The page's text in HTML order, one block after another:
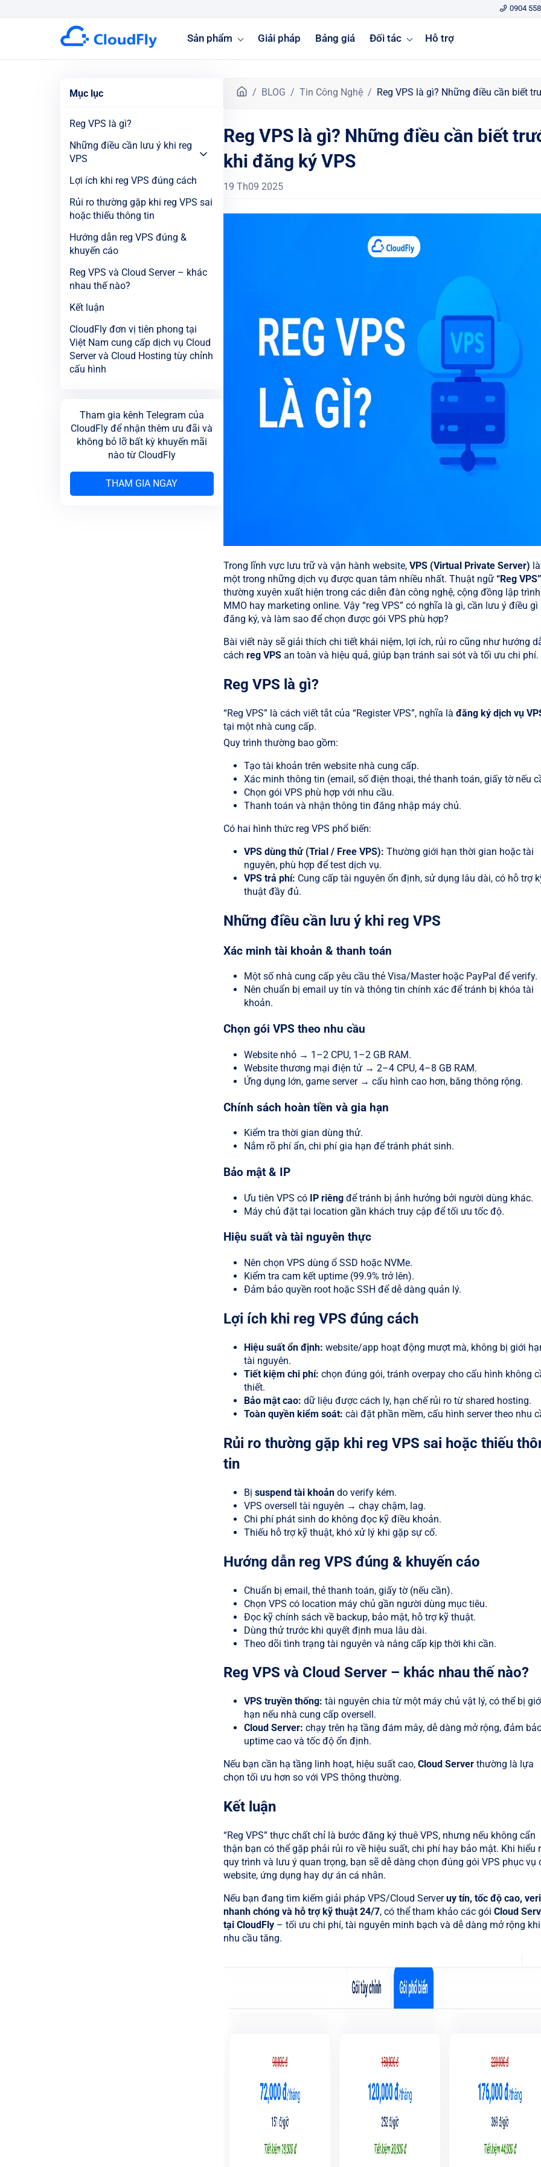
0904
Sản phẩm Giải pháp Bảng giá Đối tác Hỗ trợ
Mục lục
Reg VPS là gì?
Những điều cần lưu ý khi reg
VPS
Lợi ích khi reg VPS đúng cách
Rủi ro thường gặp khi reg VPS sai
hoặc thiếu thông tin
Hướng dẫn reg VPS đúng &
khuyến cáo
Reg VPS và Cloud Server – khác
nhau thế nào?
Kết luận
CloudFly đơn vị tiên phong tại
Việt Nam cung cấp dịch vụ Cloud
Server và Cloud Hosting tùy chỉnh
cấu hình
Tham gia kênh Telegram của
CloudFly để nhận thêm ưu đãi và
không bỏ lỡ bất kỳ khuyến mãi
nào từ CloudFly
THAM GIA NGAY
T
n
g
c
h
ủ
BLOG Tin Công Nghệ Reg VPS là gì? Những điều cần biết
Reg VPS là gì? Những điều cần biết
khi đăng ký VPS
19 Th09 2025
Trong lĩnh vực lưu trữ và vận hành website, VPS (Virtual Private Server) là
một trong những dịch vụ được quan tâm nhiều nhất. Thuật ngữ “Reg VPS”
thường xuyên xuất hiện trong các diễn đàn công nghệ, cộng đồng lập
MMO hay marketing online. Vậy “reg VPS” có nghĩa là gì, cần lưu ý điều gì
đăng ký, và làm sao để chọn được gói VPS phù hợp?
Bài viết này sẽ giải thích chi tiết khái niệm, lợi ích, rủi ro cũng như hướng
cách reg VPSan toàn và hiệu quả, giúp bạn tránh sai sót và tối ưu chi phí.
Reg VPS là gì?
“Reg VPS” là cách viết tắt của “Register VPS”, nghĩa là đăng ký dịch vụ
tại một nhà cung cấp.
Quy trình thường bao gồm:
Tạo tài khoản trên website nhà cung cấp.
Xác minh thông tin (email, số điện thoại, thẻ thanh toán, giấy tờ nếu
Chọn gói VPS phù hợp với nhu cầu.
Thanh toán và nhận thông tin đăng nhập máy chủ.
Có hai hình thức reg VPS phổ biến:
VPS dùng thử (Trial / Free VPS): Thường giới hạn thời gian hoặc tài
nguyên, phù hợp để test dịch vụ.
VPS trả phí: Cung cấp tài nguyên ổn định, sử dụng lâu dài, có hỗ trợ
thuật đầy đủ.
Những điều cần lưu ý khi reg VPS
Xác minh tài khoản & thanh toán
Một số nhà cung cấp yêu cầu thẻ Visa/Master hoặc PayPal để verify.
Nên chuẩn bị email uy tín và thông tin chính xác để tránh bị khóa tài
khoản.
Chọn gói VPS theo nhu cầu
Website nhỏ → 1–2 CPU, 1–2 GB RAM.
Website thương mại điện tử → 2–4 CPU, 4–8 GB RAM.
Ứng dụng lớn, game server → cấu hình cao hơn, băng thông rộng.
Chính sách hoàn tiền và gia hạn
Kiểm tra thời gian dùng thử.
Nắm rõ phí ẩn, chi phí gia hạn để tránh phát sinh.
Bảo mật & IP
Ưu tiên VPS có IP riêngđể tránh bị ảnh hưởng bởi người dùng khác.
Máy chủ đặt tại location gần khách truy cập để tối ưu tốc độ.
Hiệu suất và tài nguyên thực
Nên chọn VPS dùng ổ SSD hoặc NVMe.
Kiểm tra cam kết uptime (99.9% trở lên).
Đảm bảo quyền root hoặc SSH để dễ dàng quản lý.
Lợi ích khi reg VPS đúng cách
Hiệu suất ổn định: website/app hoạt động mượt mà, không bị giới
tài nguyên.
Tiết kiệm chi phí: chọn đúng gói, tránh overpay cho cấu hình không
thiết.
Bảo mật cao: dữ liệu được cách ly, hạn chế rủi ro từ shared hosting.
Toàn quyền kiểm soát: cài đặt phần mềm, cấu hình server theo nhu
Rủi ro thường gặp khi reg VPS sai hoặc thiếu
tin
Bị suspend tài khoảndo verify kém.
VPS oversell tài nguyên → chạy chậm, lag.
Chi phí phát sinh do không đọc kỹ điều khoản.
Thiếu hỗ trợ kỹ thuật, khó xử lý khi gặp sự cố.
Hướng dẫn reg VPS đúng & khuyến cáo
Chuẩn bị email, thẻ thanh toán, giấy tờ (nếu cần).
Chọn VPS có location máy chủ gần người dùng mục tiêu.
Đọc kỹ chính sách về backup, bảo mật, hỗ trợ kỹ thuật.
Dùng thử trước khi quyết định mua lâu dài.
Theo dõi tình trạng tài nguyên và nâng cấp kịp thời khi cần.
Reg VPS và Cloud Server – khác nhau thế nào?
VPS truyền thống: tài nguyên chia từ một máy chủ vật lý, có thể bị
hạn nếu nhà cung cấp oversell.
Cloud Server: chạy trên hạ tầng đám mây, dễ dàng mở rộng, đảm
uptime cao và tốc độ ổn định.
Nếu bạn cần hạ tầng linh hoạt, hiệu suất cao, Cloud Serverthường là lựa
chọn tối ưu hơn so với VPS thông thường.
Kết luận
“Reg VPS” thực chất chỉ là bước đăng ký thuê VPS, nhưng nếu không cẩn
thận bạn có thể gặp phải rủi ro về hiệu suất, chi phí hay bảo mật. Khi hiểu
quy trình và lưu ý quan trọng, bạn sẽ dễ dàng chọn đúng gói VPS phục vụ
website, ứng dụng hay dự án cá nhân.
Nếu bạn đang tìm kiếm giải pháp VPS/Cloud Serveruy tín, tốc độ cao,
nhanh chóng và hỗ trợ kỹ thuật 24/7, có thể tham khảo các gói Cloud
tại CloudFly– tối ưu chi phí, tài nguyên minh bạch và dễ dàng mở rộng khi
nhu cầu tăng.